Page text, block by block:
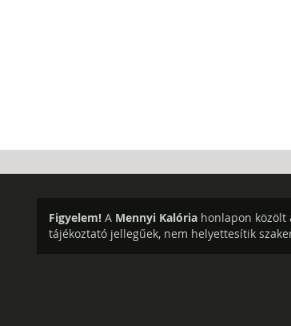
Figyelem! A Mennyi Kalória honlapon közölt
tájékoztató jellegűek, nem helyettesítik